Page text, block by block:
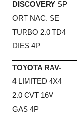
DISCOVERY SP
ORT NAC. SE
TURBO 2.0 TD4
DIES 4P
TOYOTA RAV-
4 LIMITED 4X4
2.0 CVT 16V
GAS 4P